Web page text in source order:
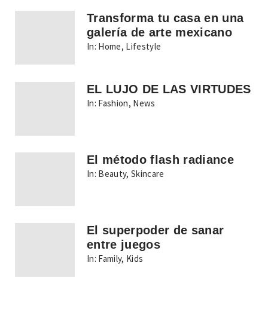
Transforma tu casa en una
galería de arte mexicano
In: Home, Lifestyle
EL LUJO DE LAS VIRTUDES
In: Fashion, News
El método flash radiance
In: Beauty,Skincare
El superpoder de sanar
entre juegos
In: Family, Kids